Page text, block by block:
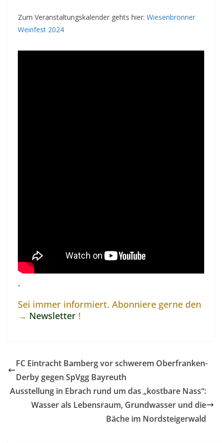
Zum Veranstaltungskalender gehts hier: Wiesenbronner
Weinfest 2024
.
Sei immer informiert. Abonniere gerne den
→ Newsletter !
FC Eintracht Bamberg vor schwerem Oberfranken-
Derby gegen SpVgg Bayreuth
Ausstellung in Ebrach rund um das „kostbare Nass“:
Wasser als Lebensraum, Grundwasser und die
Bäche im Nordsteigerwald